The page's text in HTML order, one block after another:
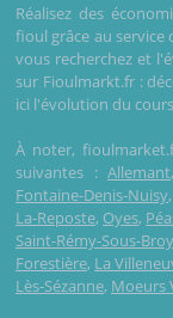
Réalisez des
fioul grâce au
vous recherchez et
sur Fioulmarkt.fr :
ici l'évolution du
À noter,
suivantes : Allemant,
Fontaine-Denis-Nuisy,
La-Reposte, Oyes,
Saint-Rémy-Sous-
Forestière, La
Lès-Sézanne, Moeurs